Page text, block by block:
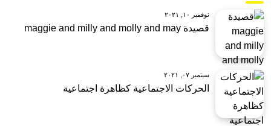
نوفمبر ١٠, ٢٠٢١
قصيدة maggie and milly and molly and may
سبتمبر ٠٧, ٢٠٢١
الحركات الاجتماعية كظاهرة اجتماعية